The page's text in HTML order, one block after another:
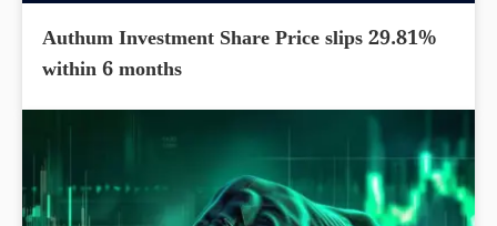
Authum Investment Share Price slips 29.81%
within 6 months